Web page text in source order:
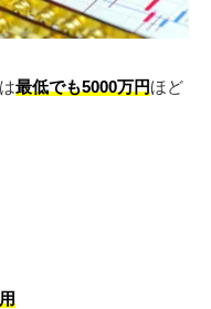
最低でも5000万円ほど